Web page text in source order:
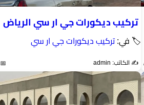
تركيب ديكورات جي ار سي الرياض
🏷 في:تركيب ديكورات جي ار سي
✍️ الكاتب: admin 📅 14 Apr 2026